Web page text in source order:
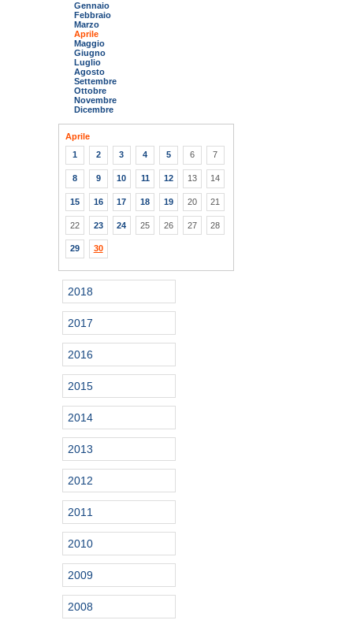
Gennaio
Febbraio
Marzo
Aprile
Maggio
Giugno
Luglio
Agosto
Settembre
Ottobre
Novembre
Dicembre
Aprile
1
2 3 4 5 6 7
8 9 10 11 12 13 14
15 16 17 18 19 20 21
22 23 24 25 26 27 28
29 30
2018
2017
2016
2015
2014
2013
2012
2011
2010
2009
2008